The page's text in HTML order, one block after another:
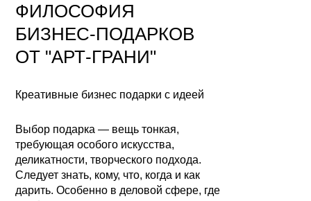
ФИЛОСОФИЯ
БИЗНЕС-ПОДАРКОВ
ОТ "АРТ-ГРАНИ"
Креативные бизнес подарки с идеей
Выбор подарка — вещь тонкая,
требующая особого искусства,
деликатности, творческого подхода.
Следует знать, кому, что, когда и как
дарить. Особенно в деловой сфере, где